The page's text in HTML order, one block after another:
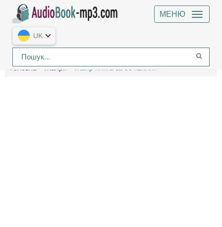
МЕНЮ
UK
Головна Жанри Жанр Книга за 30 хвилин